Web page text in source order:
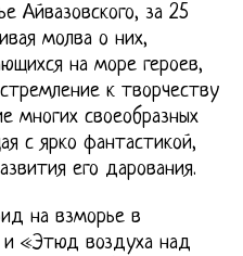
Айвазовского, за 25
молва о них,
на море героев,
к творчеству
многих своеобразных
с ярко фантастикой,
его дарования.
на взморье в
и «Этюд воздуха над